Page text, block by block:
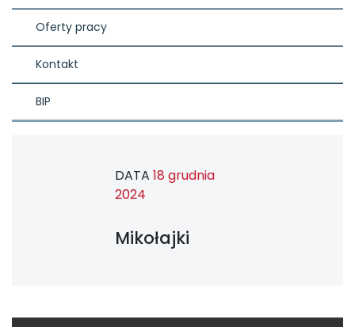
Oferty pracy
Kontakt
BIP
DATA 18 grudnia
2024
Mikołajki